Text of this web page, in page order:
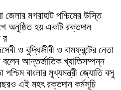
মগরাহাট পশ্চিমের উস্তি
হয় একটি রক্তদান
র
ও বুদ্ধিজীবী ও বামফ্রন্টের নেতা
বলেন আন্তর্জাতিক খ্যাতিসম্পন্ন
বাংলার মুখ্যমন্ত্রী জ্যোতি বসু
এই মহৎ রক্তদান কর্মসূচি